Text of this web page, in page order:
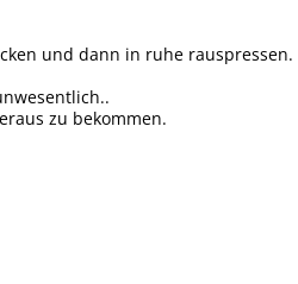
und dann in ruhe rauspressen.
zu bekommen.